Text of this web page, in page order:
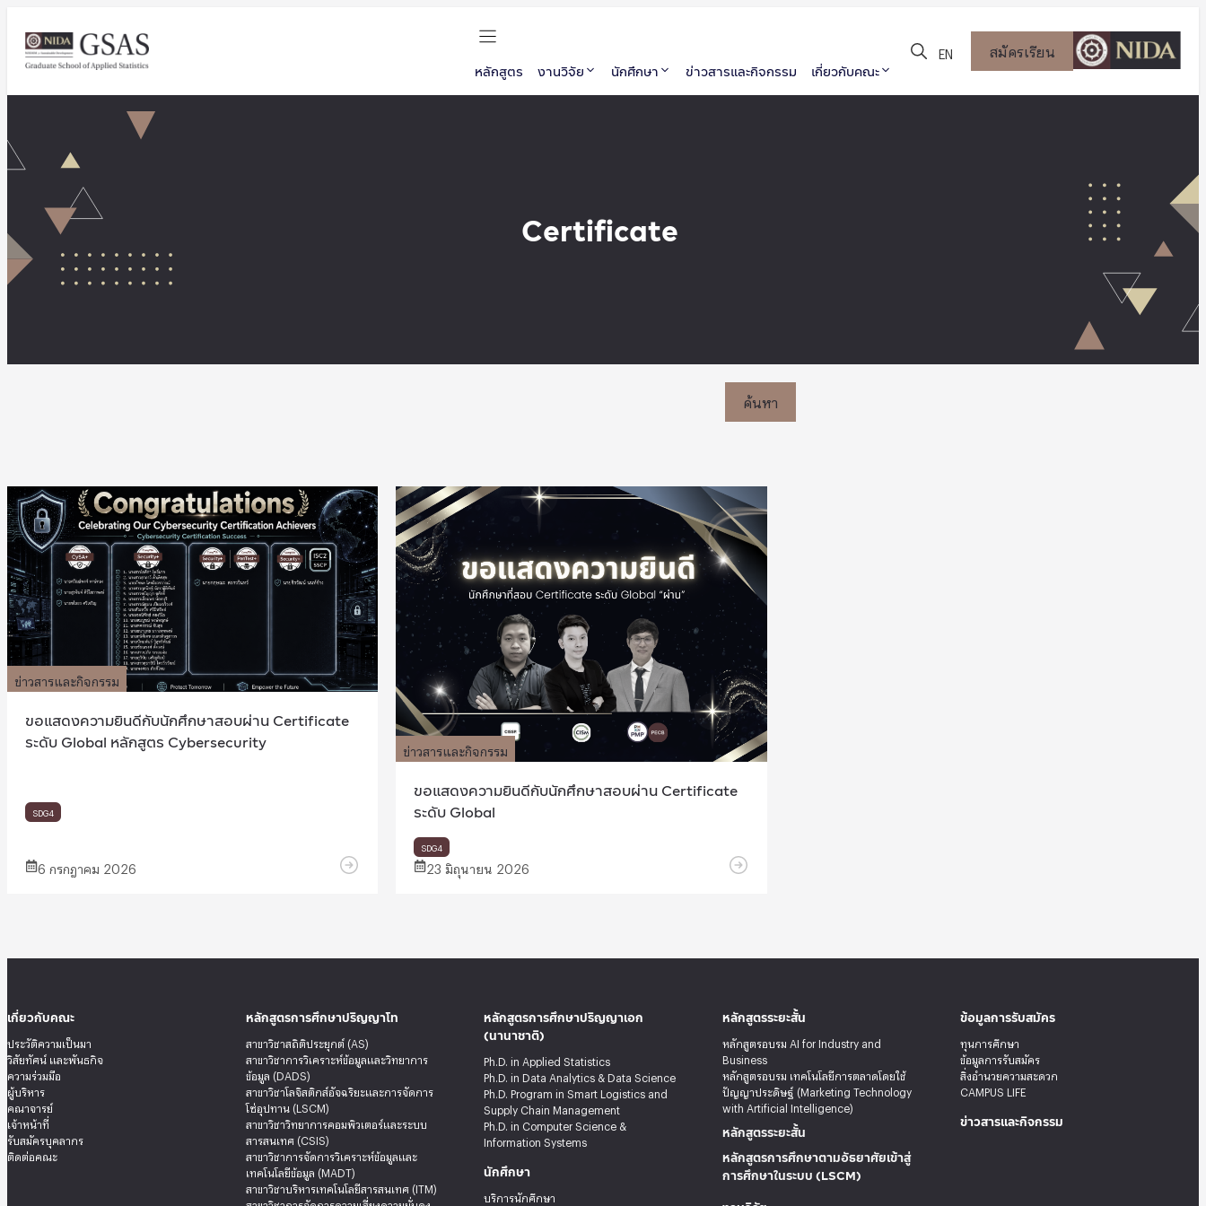
หลักสูตร งานวิจัย นักศึกษา ข่าวสารและกิจกรรม เกี่ยวกับคณะ
EN สมัครเรียน
Certificate
ค้นหา
ข่าวสารและกิจกรรม
ขอแสดงความยินดีกับนักศึกษาสอบผ่าน Certificate
ระดับ Global หลักสูตร Cybersecurity
SDG4
6 กรกฎาคม 2026
ข่าวสารและกิจกรรม
ขอแสดงความยินดีกับนักศึกษาสอบผ่าน Certificate
ระดับ Global
SDG4
23 มิถุนายน 2026
เกี่ยวกับคณะ
ประวัติความเป็นมา
วิสัยทัศน์ และพันธกิจ
ความร่วมมือ
ผู้บริหาร
คณาจารย์
เจ้าหน้าที่
รับสมัครบุคลากร
ติดต่อคณะ
หลักสูตรการศึกษาปริญญาโท
สาขาวิชาสถิติประยุกต์ (AS)
สาขาวิชาการวิเคราะห์ข้อมูลและวิทยาการ
ข้อมูล (DADS)
สาขาวิชาโลจิสติกส์อัจฉริยะและการจัดการ
โซ่อุปทาน (LSCM)
สาขาวิชาวิทยาการคอมพิวเตอร์และระบบ
สารสนเทศ (CSIS)
สาขาวิชาการจัดการวิเคราะห์ข้อมูลและ
เทคโนโลยีข้อมูล (MADT)
สาขาวิชาบริหารเทคโนโลยีสารสนเทศ (ITM)
สาขาวิชาการจัดการความเสี่ยงความมั่นคง
หลักสูตรการศึกษาปริญญาเอก
(นานาชาติ)
Ph.D. in Applied Statistics
Ph.D. in Data Analytics & Data Science
Ph.D. Program in Smart Logistics and
Supply Chain Management
Ph.D. in Computer Science &
Information Systems
นักศึกษา
บริการนักศึกษา
หลักสูตรระยะสั้น
หลักสูตรอบรม AI for Industry and
Business
หลักสูตรอบรม เทคโนโลยีการตลาดโดยใช้
ปัญญาประดิษฐ์ (Marketing Technology
with Artificial Intelligence)
หลักสูตรระยะสั้น
หลักสูตรการศึกษาตามอัธยาศัยเข้าสู่
การศึกษาในระบบ (LSCM)
ข้อมูลการรับสมัคร
ทุนการศึกษา
ข้อมูลการรับสมัคร
สิ่งอำนวยความสะดวก
CAMPUS LIFE
ข่าวสารและกิจกรรม